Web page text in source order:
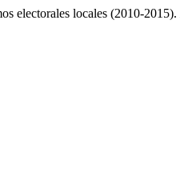
electorales locales (2010-2015).